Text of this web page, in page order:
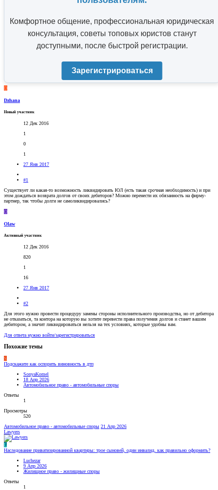
Комфортное общение, профессиональная юридическая
консультация, советы топовых юристов станут
доступными, после быстрой регистрации.
Зарегистрироваться
D
Dzhana
Новый участник
12 Дек 2016
1
0
1
27 Янв 2017
#1
Существует ли какая-то возможность ликвидировать ЮЛ (есть такая срочная необходимость) и при
этом дождаться возврата долгов от своих дебиторов? Можно перенести их обязанность на фирму-
партнер, так чтобы долги не самоликвидировались?
O
Olaw
Активный участник
12 Дек 2016
820
1
16
27 Янв 2017
#2
Для этого нужно провести процедуру замены стороны исполнительного производства, но от дебитора
не отказаться, та контора на которую вы хотите перевести права получения долгов и станет вашим
дебитором, а значит ликвидироваться нельзя на тех условиях, которые удобны вам.
Для ответа нужно войти/зарегистрироваться
Похожие темы
S
Подскажите как оспорить виновность в дтп
SonyaKomel
18 Апр 2026
Автомобильное право - автомобильные споры
Ответы
1
Просмотры
520
Автомобильное право - автомобильные споры 21 Апр 2026
Lawyers
L
Наследование приватизированной квартиры: трое сыновей, один инвалид, как правильно оформить?
Luchezar
9 Апр 2026
Жилищное право - жилищные споры
Ответы
1